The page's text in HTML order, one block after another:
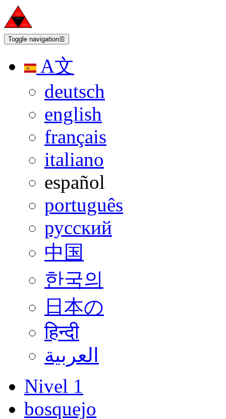
Toggle navigation☰
A文
deutsch
english
français
italiano
español
português
русский
中国
한국의
日本の
हिन्दी
العربية
Nivel 1
bosquejo